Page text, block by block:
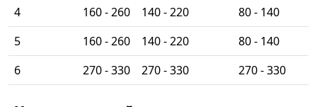
4
160 - 260 140 - 220
80 - 140
5
160 - 260 140 - 220
80 - 140
6
270 - 330 270 - 330 270 - 330